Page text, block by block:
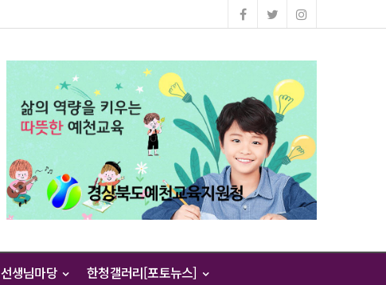
선생님마당 한청갤러리[포토뉴스]